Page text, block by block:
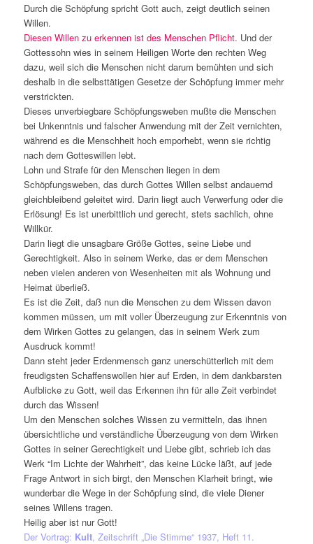
Durch die Schöpfung spricht Gott auch, zeigt deutlich seinen
Willen.
Diesen Willen zu erkennen ist des Menschen Pflicht. Und der
Gottessohn wies in seinem Heiligen Worte den rechten Weg
dazu, weil sich die Menschen nicht darum bemühten und sich
deshalb in die selbsttätigen Gesetze der Schöpfung immer mehr
verstrickten.
Dieses unverbiegbare Schöpfungsweben mußte die Menschen
bei Unkenntnis und falscher Anwendung mit der Zeit vernichten,
während es die Menschheit hoch emporhebt, wenn sie richtig
nach dem Gotteswillen lebt.
Lohn und Strafe für den Menschen liegen in dem
Schöpfungsweben, das durch Gottes Willen selbst andauernd
gleichbleibend geleitet wird. Darin liegt auch Verwerfung oder die
Erlösung! Es ist unerbittlich und gerecht, stets sachlich, ohne
Willkür.
Darin liegt die unsagbare Größe Gottes, seine Liebe und
Gerechtigkeit. Also in seinem Werke, das er dem Menschen
neben vielen anderen von Wesenheiten mit als Wohnung und
Heimat überließ.
Es ist die Zeit, daß nun die Menschen zu dem Wissen davon
kommen müssen, um mit voller Überzeugung zur Erkenntnis von
dem Wirken Gottes zu gelangen, das in seinem Werk zum
Ausdruck kommt!
Dann steht jeder Erdenmensch ganz unerschütterlich mit dem
freudigsten Schaffenswollen hier auf Erden, in dem dankbarsten
Aufblicke zu Gott, weil das Erkennen ihn für alle Zeit verbindet
durch das Wissen!
Um den Menschen solches Wissen zu vermitteln, das ihnen
übersichtliche und verständliche Überzeugung von dem Wirken
Gottes in seiner Gerechtigkeit und Liebe gibt, schrieb ich das
Werk “Im Lichte der Wahrheit”, das keine Lücke läßt, auf jede
Frage Antwort in sich birgt, den Menschen Klarheit bringt, wie
wunderbar die Wege in der Schöpfung sind, die viele Diener
seines Willens tragen.
Heilig aber ist nur Gott!
Der Vortrag: Kult, Zeitschrift „Die Stimme“ 1937, Heft 11.